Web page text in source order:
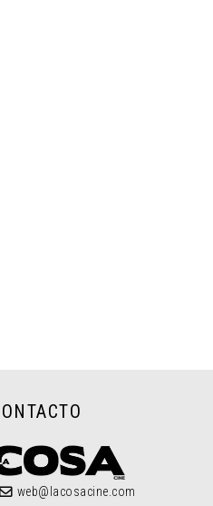
web@lacosacine.com